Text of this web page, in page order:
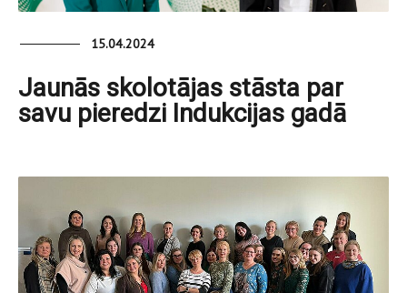
15.04.2024
Jaunās skolotājas stāsta par
savu pieredzi Indukcijas gadā